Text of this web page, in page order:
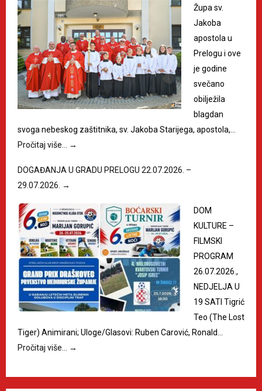
Župa sv.
Jakoba
apostola u
Prelogu i ove
je godine
svečano
obilježila
blagdan
svoga nebeskog zaštitnika, sv. Jakoba Starijega, apostola,…
Pročitaj više…
→
DOGAĐANJA U GRADU PRELOGU 22.07.2026. –
29.07.2026. →
DOM
KULTURE –
FILMSKI
PROGRAM
26.07.2026.,
NEDJELJA U
19 SATI Tigrić
Teo (The Lost
Tiger) Animirani; Uloge/Glasovi: Ruben Carović, Ronald…
Pročitaj više…
→